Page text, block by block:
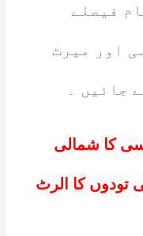
فیصلے
اور میرٹ
جائیں ۔
سی کا شمالی
تودوں کا الرٹ